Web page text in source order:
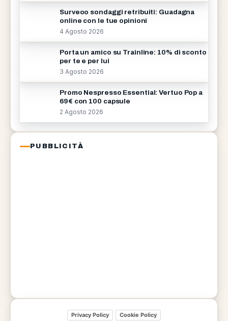
Surveoo sondaggi retribuiti: Guadagna
online con le tue opinioni
4 Agosto 2026
Porta un amico su Trainline: 10% di sconto
per te e per lui
3 Agosto 2026
Promo Nespresso Essential: Vertuo Pop a
69€ con 100 capsule
2 Agosto 2026
PUBBLICITÀ
Privacy Policy Cookie Policy